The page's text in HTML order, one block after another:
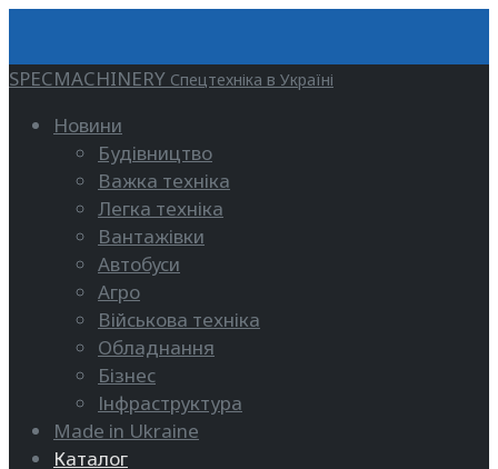
SPECMACHINERY Спецтехніка в Україні
Новини
Будівництво
Важка техніка
Легка техніка
Вантажівки
Автобуси
Агро
Військова техніка
Обладнання
Бізнес
Інфраструктура
Made in Ukraine
Каталог